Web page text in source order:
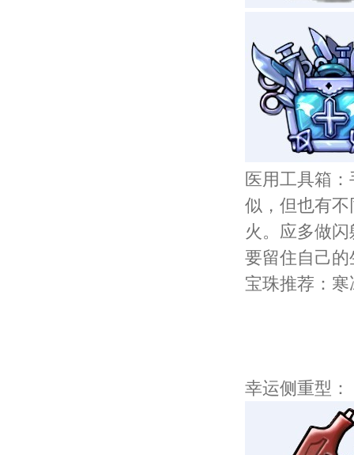
医用工具箱
似，但也有
火。应多做
要留住自己
宝珠推荐：
幸运侧重型：